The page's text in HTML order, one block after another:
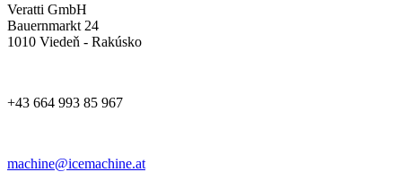
Veratti GmbH
Bauernmarkt 24
1010 Viedeň - Rakúsko
+43 664 993 85 967
machine@icemachine.at